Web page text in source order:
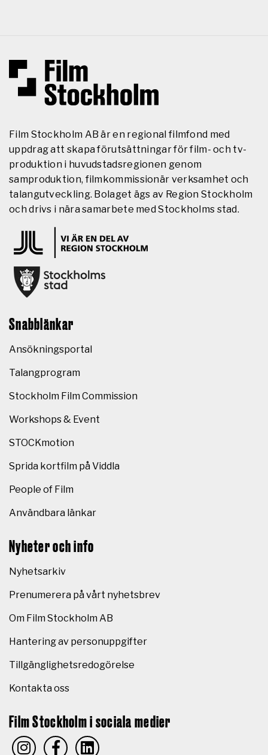
Film Stockholm AB är en regional filmfond med
uppdrag att skapa förutsättningar för film- och tv-
produktion i huvudstadsregionen genom
samproduktion, filmkommissionär verksamhet och
talangutveckling. Bolaget ägs av Region Stockholm
och drivs i nära samarbete med Stockholms stad.
Snabblänkar
Ansökningsportal
Talangprogram
Stockholm Film Commission
Workshops & Event
STOCKmotion
Sprida kortfilm på Viddla
People of Film
Användbara länkar
Nyheter och info
Nyhetsarkiv
Prenumerera på vårt nyhetsbrev
Om Film Stockholm AB
Hantering av personuppgifter
Tillgänglighetsredogörelse
Kontakta oss
Film Stockholm i sociala medier